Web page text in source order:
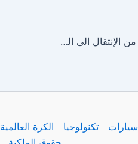
نجم برشلونة يقترب من الإنتقال الى الدوري السعودي
سيارات تكنولوجيا الكرة العالمية